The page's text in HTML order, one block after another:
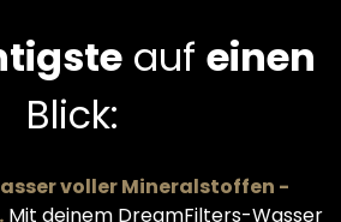
auf einen
Blick:
voller Mineralstoffen -
Mit deinem DreamFilters-Wasser